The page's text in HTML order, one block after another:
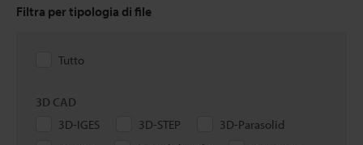
Filtra per tipologia di file
Tutto
3D CAD
3D-IGES
3D-STEP
3D-Parasolid